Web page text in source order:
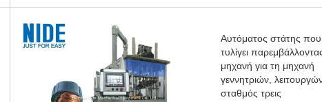
Αυτόματος στάτης που
τυλίγει
μηχανή για τη μηχανή
γεννητριών,
σταθμός τρεις